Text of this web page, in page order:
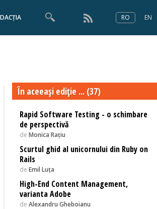
RO EN
În aceeaşi ediţie ... (37)
Rapid Software Testing - o schimbare
de perspectivă
de Monica Rațiu
Scurtul ghid al unicornului din Ruby on
Rails
de Emil Luța
High-End Content Management,
varianta Adobe
de Alexandru Gheboianu